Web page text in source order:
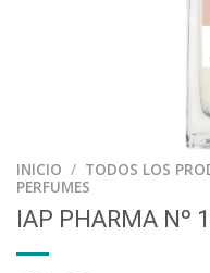
INICIO / TODOS LOS
PERFUMES
IAP PHARMA Nº